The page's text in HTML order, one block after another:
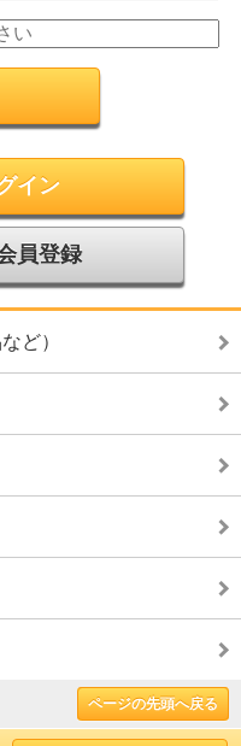
イン
員登録
ど）
ページの先頭へ戻る